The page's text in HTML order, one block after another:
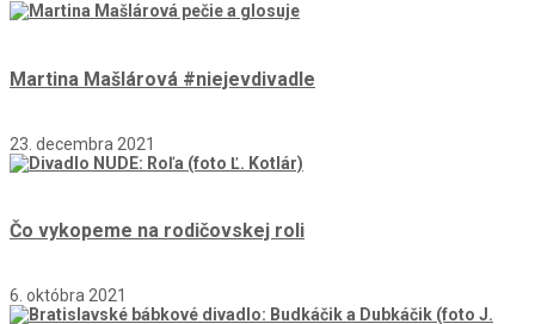
Martina Mašlárová #niejevdivadle
23. decembra 2021
Čo vykopeme na rodičovskej roli
6. októbra 2021